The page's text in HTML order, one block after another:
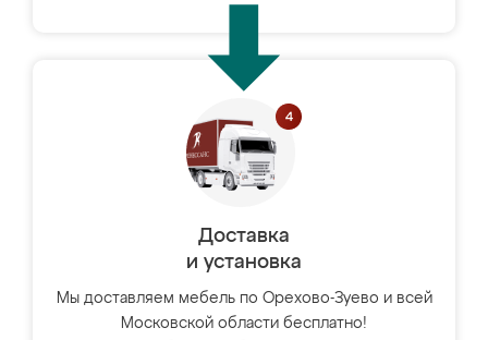
Доставка
и установка
Мы доставляем мебель по Орехово-Зуево и всей
Московской области бесплатно!